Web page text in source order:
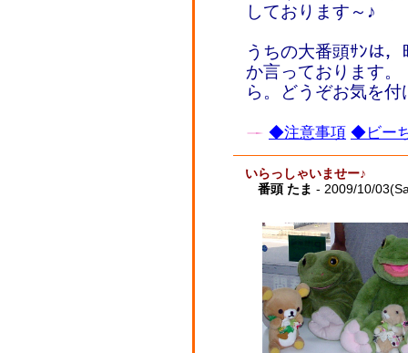
しております～♪
うちの大番頭ｻﾝは
か言っております
ら。どうぞお気を付
◆注意事項 ◆ビー
いらっしゃいませー♪
番頭 たま - 2009/10/